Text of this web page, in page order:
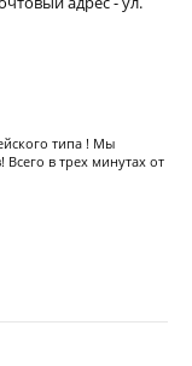
типа ! Мы
в трех минутах от